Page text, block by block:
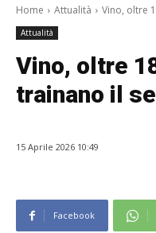
Home Attualità Vino, oltre
Attualità
Vino, oltre
trainano il
15 Aprile 2026 10:49
Facebook